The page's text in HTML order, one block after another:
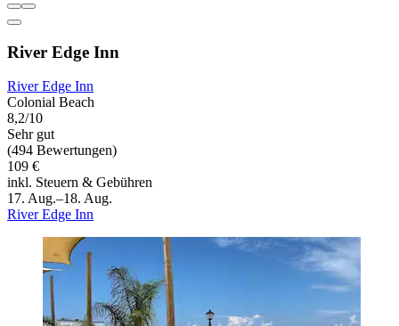
River Edge Inn
River Edge Inn
Colonial Beach
8,2/10
Sehr gut
(494 Bewertungen)
109 €
inkl. Steuern & Gebühren
17. Aug.–18. Aug.
River Edge Inn